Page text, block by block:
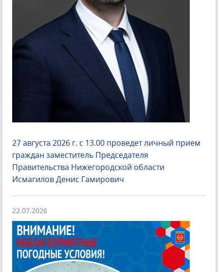
27 августа 2026 г. с 13.00 проведет личный прием
граждан заместитель Председателя
Правительства Нижегородской области
Исмагилов Денис Гамирович
22.07.2026